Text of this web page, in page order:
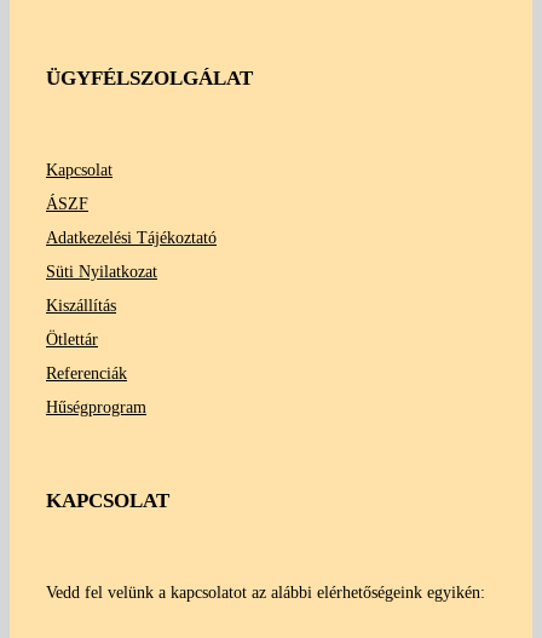
ÜGYFÉLSZOLGÁLAT
Kapcsolat
ÁSZF
Adatkezelési Tájékoztató
Süti Nyilatkozat
Kiszállítás
Ötlettár
Referenciák
Hűségprogram
KAPCSOLAT
Vedd fel velünk a kapcsolatot az alábbi elérhetőségeink egyikén: